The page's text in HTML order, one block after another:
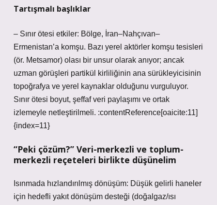
Tartışmalı başlıklar
– Sınır ötesi etkiler: Bölge, İran–Nahçıvan–
Ermenistan’a komşu. Bazı yerel aktörler komşu tesisleri
(ör. Metsamor) olası bir unsur olarak anıyor; ancak
uzman görüşleri partikül kirliliğinin ana sürükleyicisinin
topoğrafya ve yerel kaynaklar olduğunu vurguluyor.
Sınır ötesi boyut, şeffaf veri paylaşımı ve ortak
izlemeyle netleştirilmeli. :contentReference[oaicite:11]
{index=11}
“Peki çözüm?” Veri-merkezli ve toplum-
merkezli reçeteleri birlikte düşünelim
Isınmada hızlandırılmış dönüşüm: Düşük gelirli haneler
için hedefli yakıt dönüşüm desteği (doğalgaz/ısı